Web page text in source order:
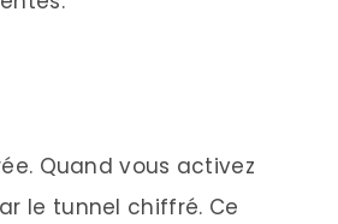
Quand vous activez
le tunnel chiffré. Ce